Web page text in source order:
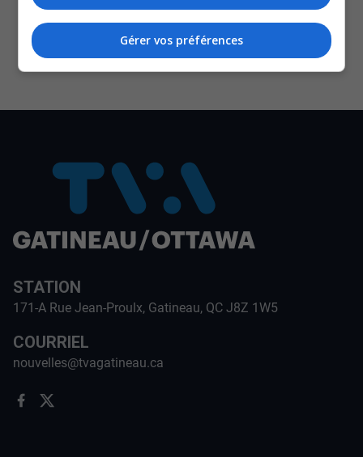
STATION
171-A Rue Jean-Proulx, Gatineau, QC J8Z 1W5
COURRIEL
nouvelles@tvagatineau.ca
Gérer vos préférences